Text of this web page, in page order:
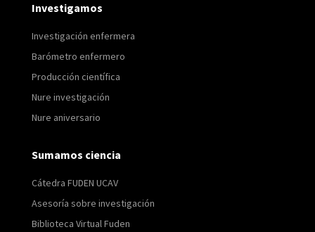
Investigamos
Investigación enfermera
Barómetro enfermero
Producción científica
Nure investigación
Nure aniversario
Sumamos ciencia
Cátedra FUDEN UCAV
Asesoría sobre investigación
Biblioteca Virtual Fuden